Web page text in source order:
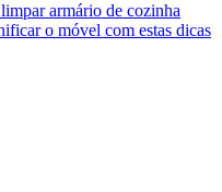
armário de cozinha
o móvel com estas dicas